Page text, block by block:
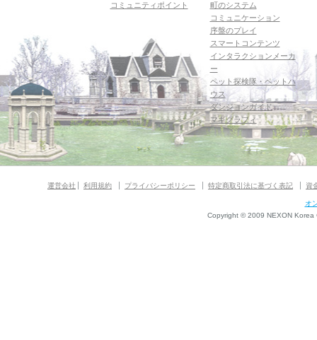
コミュニティポイント
町のシステム
コミュニケーション
序盤のプレイ
スマートコンテンツ
インタラクションメーカ
ー
ペット探検隊・ペットハ
ウス
ダンジョンガイド
マギグラフィ
運営会社 利用規約 プライバシーポリシー 特定商取引法に基づく表記 資
オ
Copyright © 2009 NEXON Korea